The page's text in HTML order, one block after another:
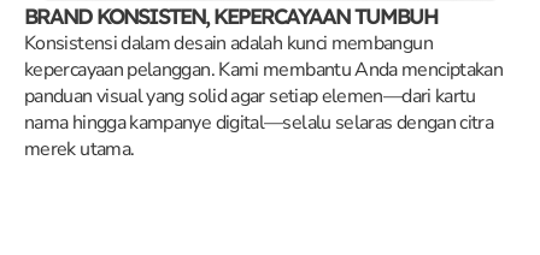
BRAND KONSISTEN, KEPERCAYAAN TUMBUH
Konsistensi dalam desain adalah kunci membangun
kepercayaan pelanggan. Kami membantu Anda menciptakan
panduan visual yang solid agar setiap elemen—dari kartu
nama hingga kampanye digital—selalu selaras dengan citra
merek utama.